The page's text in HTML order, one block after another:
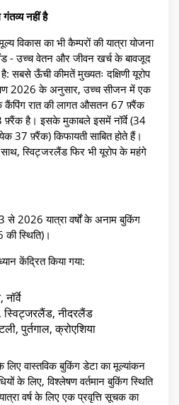
नहीं है
विकास का भी कैम्परों की यात्रा योजना
- उच्च वेतन और जीवन खर्च के बावजूद
सबसे ऊँची कीमतें मुख्यतः दक्षिणी यूरोप
2026 के अनुसार, उच्च सीजन में एक
कैंपिंग रात की लागत औसतन 67 फ़्रैंक
है। इसके मुकाबले इसमें नॉर्वे (34
37 फ़्रैंक) किफायती साबित होते हैं।
स्विट्जरलैंड फिर भी यूरोप के महंगे
2026 यात्रा वर्षों के अनाम बुकिंग
स्थिति)।
केंद्रित किया गया:
स्विट्जरलैंड, नीदरलैंड
पुर्तगाल, क्रोएशिया
वास्तविक बुकिंग डेटा का मूल्यांकन
के लिए, विश्लेषण वर्तमान बुकिंग स्थिति
वर्ष के लिए एक प्रवृत्ति सूचक का